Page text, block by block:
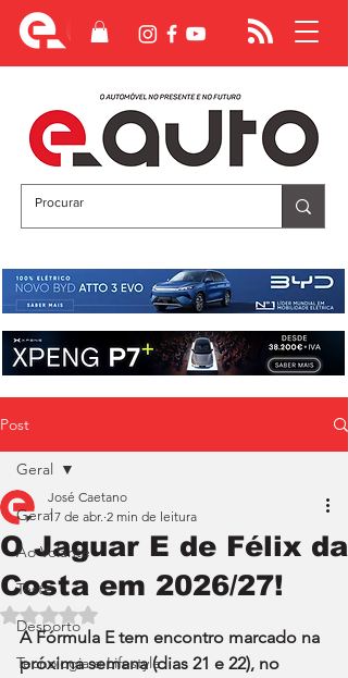
Post
Geral
Ao Volante
Teste
Desporto
Tecnologia e Lifestyle
Geral
O Jaguar E de Félix da
Costa em 2026/27!
José Caetano
17 de abr. 2 min de leitura
Avaliado com NaN de 5 estrelas.
A Fórmula E tem encontro marcado na
próxima semana (dias 21 e 22), no